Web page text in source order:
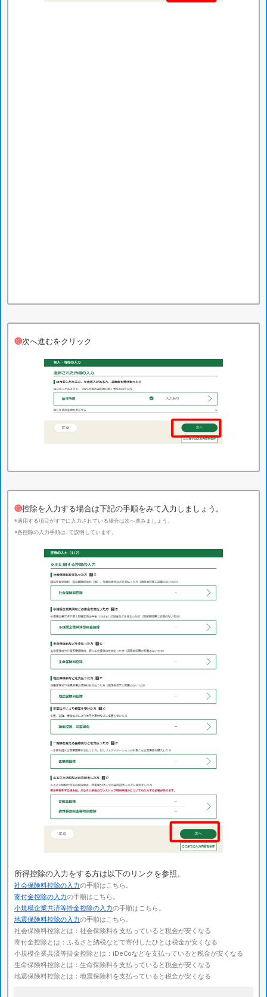
⓬次へ進むをクリック
⓭控除を入力する場合は下記の手順をみて入力しましょう。
※適用する項目がすでに入力されている場合は次へ進みましょう。
※各控除の入力手順は↓で説明しています。
所得控除の入力をする方は以下のリンクを参照。
社会保険料控除の入力の手順はこちら。
寄付金控除の入力の手順はこちら。
小規模企業共済等掛金控除の入力の手順はこちら。
地震保険料控除の入力の手順はこちら。
社会保険料控除とは：社会保険料を支払っていると税金が安くなる
寄付金控除とは：ふるさと納税などで寄付したひとは税金が安くなる
小規模企業共済等掛金控除とは：iDeCoなどを支払っていると税金が安くなる
生命保険料控除とは：生命保険料を支払っていると税金が安くなる
地震保険料控除とは：地震保険料を支払っていると税金が安くなる